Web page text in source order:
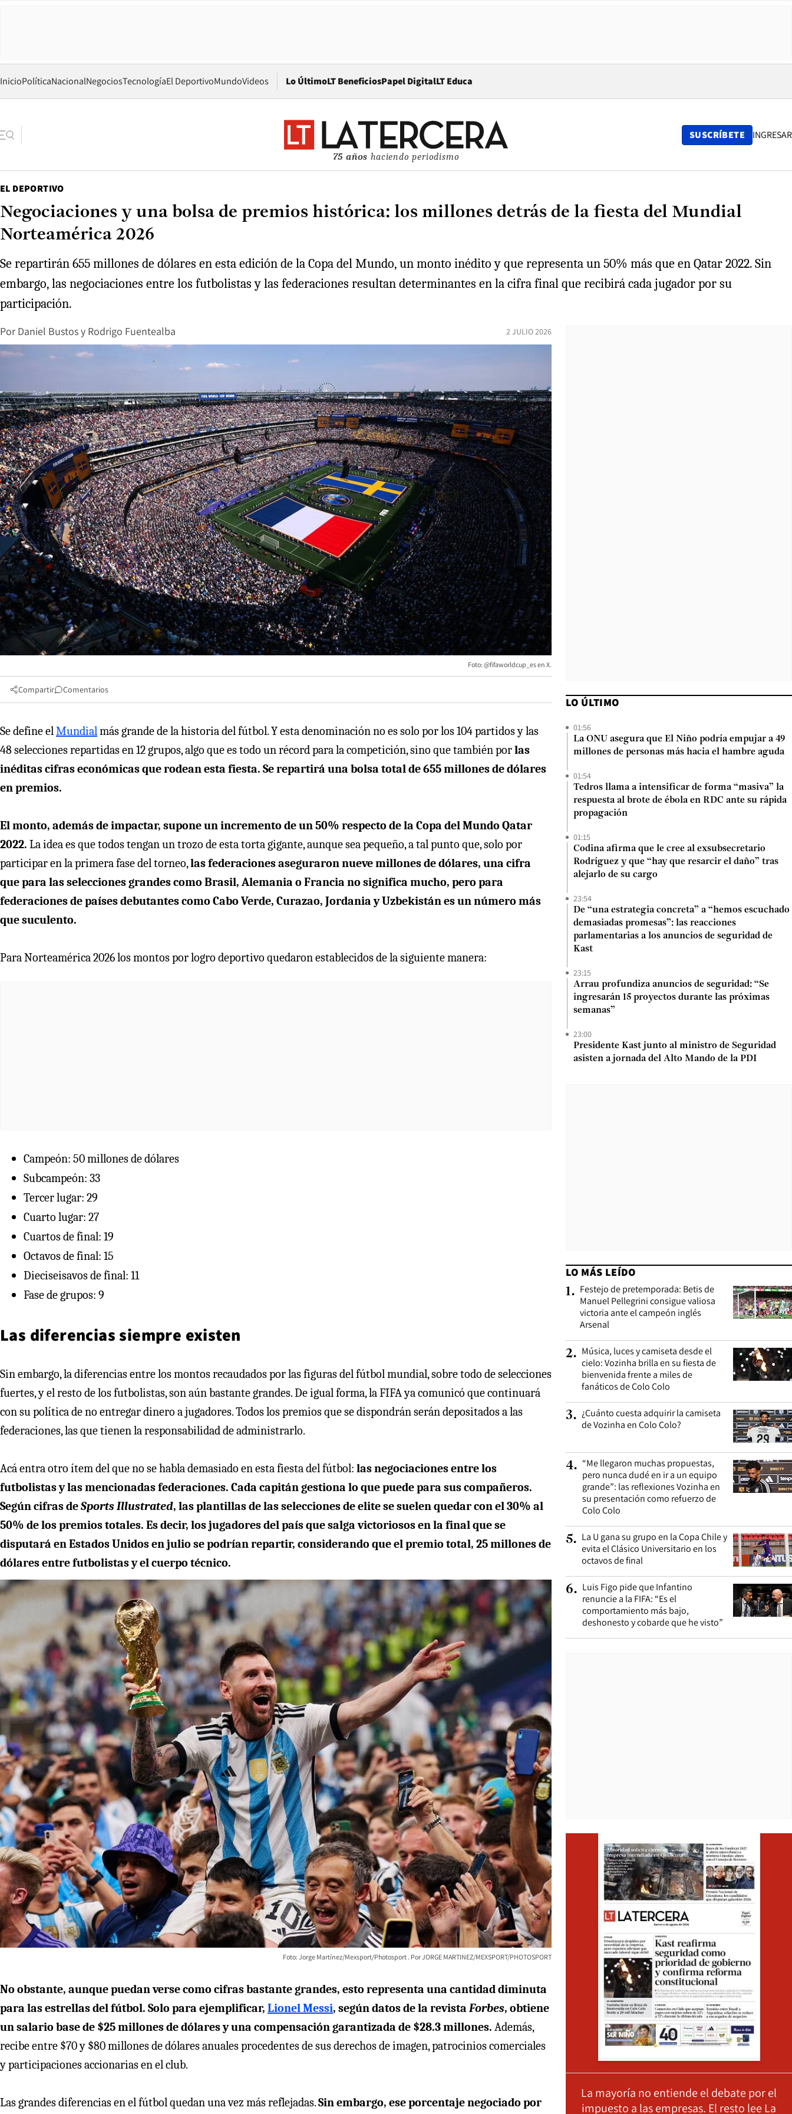
InicioPolíticaNacionalNegociosTecnologíaEl DeportivoMundoVideos Lo ÚltimoLT BeneficiosPapel DigitalOpens in new window
LT Educa
75 años haciendo periodismo
SUSCRÍBETE INGRESAR
EL DEPORTIVO
Negociaciones y una bolsa de premios histórica: los millones detrás de la fiesta del Mundial
Norteamérica 2026
Se repartirán 655 millones de dólares en esta edición de la Copa del Mundo, un monto inédito y que representa un 50% más que en Qatar 2022. Sin
embargo, las negociaciones entre los futbolistas y las federaciones resultan determinantes en la cifra final que recibirá cada jugador por su
participación.
Por Daniel Bustosy Rodrigo Fuentealba 2 JULIO 2026
Foto: @fifaworldcup_es en X.
Compartir Comentarios
Se define elMundialmás grande de la historia del fútbol. Y esta denominación no es solo por los 104 partidos y las
48 selecciones repartidas en 12 grupos, algo que es todo un récord para la competición, sino que también porlas
inéditas cifras económicas que rodean esta fiesta. Se repartirá una bolsa total de 655 millones de dólares
en premios.
El monto, además de impactar, supone un incremento de un 50% respecto de la Copa del Mundo Qatar
2022. La idea es que todos tengan un trozo de esta torta gigante, aunque sea pequeño, a tal punto que, solo por
participar en la primera fase del torneo,las federaciones aseguraron nueve millones de dólares, una cifra
que para las selecciones grandes como Brasil, Alemania o Francia no significa mucho, pero para
federaciones de países debutantes como Cabo Verde, Curazao, Jordania y Uzbekistán es un número más
que suculento.
Para Norteamérica 2026 los montos por logro deportivo quedaron establecidos de la siguiente manera:
Campeón: 50 millones de dólares
Subcampeón: 33
Tercer lugar: 29
Cuarto lugar: 27
Cuartos de final: 19
Octavos de final: 15
Dieciseisavos de final: 11
Fase de grupos: 9
Las diferencias siempre existen
Sin embargo, la diferencias entre los montos recaudados por las figuras del fútbol mundial, sobre todo de selecciones
fuertes, y el resto de los futbolistas, son aún bastante grandes. De igual forma, la FIFA ya comunicó que continuará
con su política de no entregar dinero a jugadores. Todos los premios que se dispondrán serán depositados a las
federaciones, las que tienen la responsabilidad de administrarlo.
Acá entra otro ítem del que no se habla demasiado en esta fiesta del fútbol: las negociaciones entre los
futbolistas y las mencionadas federaciones. Cada capitán gestiona lo que puede para sus compañeros.
Según cifras deSports Illustrated, las plantillas de las selecciones de elite se suelen quedar con el 30% al
50% de los premios totales. Es decir, los jugadores del país que salga victoriosos en la final que se
disputará en Estados Unidos en julio se podrían repartir, considerando que el premio total, 25 millones de
dólares entre futbolistas y el cuerpo técnico.
Foto: Jorge Martínez/Mexsport/Photosport JORGE MARTINEZ/MEXSPORT/PHOTOSPORT
No obstante, aunque puedan verse como cifras bastante grandes, esto representa una cantidad diminuta
para las estrellas del fútbol. Solo para ejemplificar, Lionel Messi, según datos de la revista Forbes, obtiene
un salario base de $25 millones de dólares y una compensación garantizada de $28.3 millones. Además,
recibe entre $70 y $80 millones de dólares anuales procedentes de sus derechos de imagen, patrocinios comerciales
y participaciones accionarias en el club.
Las grandes diferencias en el fútbol quedan una vez más reflejadas.Sin embargo, ese porcentaje negociado por
LO ÚLTIMO
01:56
La ONU asegura que El Niño podría empujar a 49
millones de personas más hacia el hambre aguda
01:54
Tedros llama a intensificar de forma “masiva” la
respuesta al brote de ébola en RDC ante su rápida
propagación
01:15
Codina afirma que le cree al exsubsecretario
Rodríguez y que “hay que resarcir el daño” tras
alejarlo de su cargo
23:54
De “una estrategia concreta” a “hemos escuchado
demasiadas promesas”: las reacciones
parlamentarias a los anuncios de seguridad de
Kast
23:15
Arrau profundiza anuncios de seguridad: “Se
ingresarán 15 proyectos durante las próximas
semanas”
23:00
Presidente Kast junto al ministro de Seguridad
asisten a jornada del Alto Mando de la PDI
LO MÁS LEÍDO
1. Festejo de pretemporada: Betis de
Manuel Pellegrini consigue valiosa
victoria ante el campeón inglés
Arsenal
2. Música, luces y camiseta desde el
cielo: Vozinha brilla en su fiesta de
bienvenida frente a miles de
fanáticos de Colo Colo
3. ¿Cuánto cuesta adquirir la camiseta
de Vozinha en Colo Colo?
4. “Me llegaron muchas propuestas,
pero nunca dudé en ir a un equipo
grande”: las reflexiones Vozinha en
su presentación como refuerzo de
Colo Colo
5. La U gana su grupo en la Copa Chile y
evita el Clásico Universitario en los
octavos de final
6. Luis Figo pide que Infantino
renuncie a la FIFA: “Es el
comportamiento más bajo,
deshonesto y cobarde que he visto”
La mayoría no entiende el debate por el
impuesto a las empresas. El resto lee La